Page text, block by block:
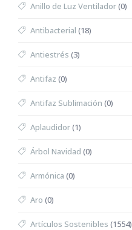
Anillo de Luz Ventilador(0)
Antibacterial (18)
Antiestrés (3)
Antifaz (0)
Antifaz Sublimación (0)
Aplaudidor(1)
Árbol Navidad (0)
Armónica (0)
Aro (0)
Artículos Sostenibles (1554)